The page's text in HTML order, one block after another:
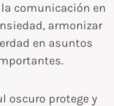
comunicación en
armonizar
en asuntos
oscuro protege y